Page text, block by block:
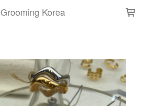
Grooming Korea